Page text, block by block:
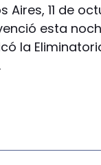
Aires, 11 de
esta
la